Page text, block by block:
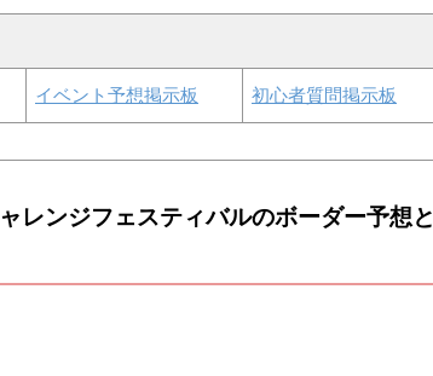
イベント予想掲示板 初心者質問掲示板
レンジフェスティバルのボーダー予想と